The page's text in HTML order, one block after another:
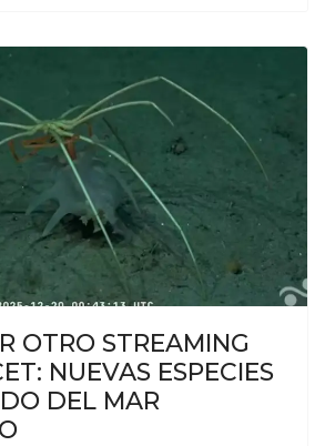
OTRO STREAMING
NUEVAS ESPECIES
DEL MAR